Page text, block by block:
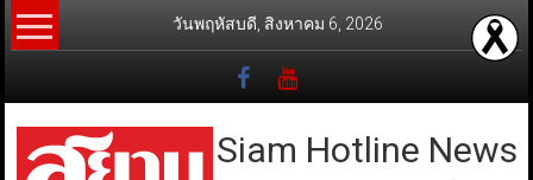
Skip
to
วันพฤหัสบดี, สิงหาคม 6, 2026
Siam Hotline News